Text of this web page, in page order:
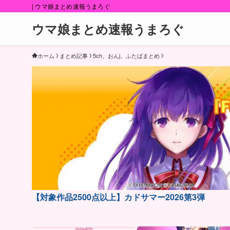
| ウマ娘まとめ速報うまろぐ
ウマ娘まとめ速報うまろぐ
ホーム まとめ記事 5ch、おんj、ふたばまとめ
【対象作品2500点以上】カドサマー2026第3弾